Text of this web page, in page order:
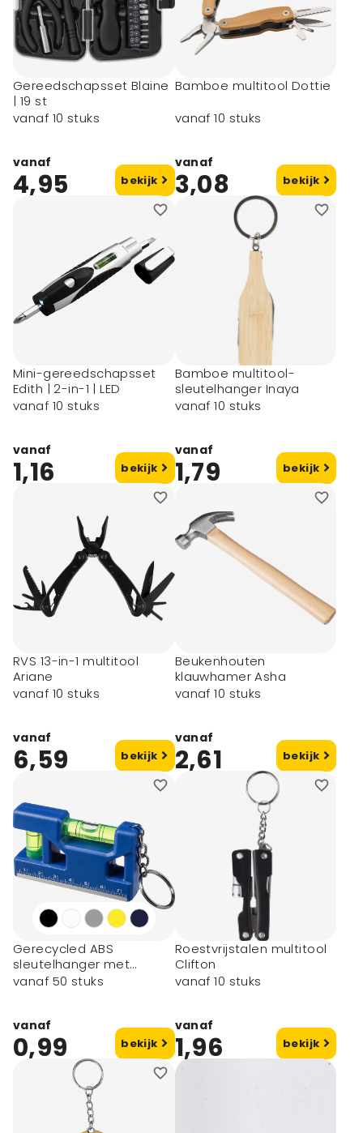
Gereedschapsset Blaine
| 19 st
vanaf 10 stuks
vanaf
4,95 bekijk
Bamboe multitool Dottie
vanaf 10 stuks
vanaf
3,08 bekijk
Mini-gereedschapsset
Edith | 2-in-1 | LED
vanaf 10 stuks
vanaf
1,16 bekijk
Bamboe multitool-
sleutelhanger Inaya
vanaf 10 stuks
vanaf
1,79 bekijk
RVS 13-in-1 multitool
Ariane
vanaf 10 stuks
vanaf
6,59 bekijk
Beukenhouten
klauwhamer Asha
vanaf 10 stuks
vanaf
2,61 bekijk
Gerecycled ABS
sleutelhanger met
waterpas Indira
vanaf 50 stuks
vanaf
0,99 bekijk
Roestvrijstalen multitool
Clifton
vanaf 10 stuks
vanaf
1,96 bekijk